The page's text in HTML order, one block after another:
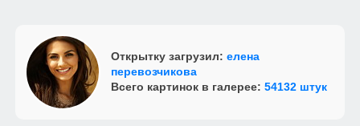
Открытку загрузил: елена
перевозчикова
Всего картинок в галерее: 54132 штук